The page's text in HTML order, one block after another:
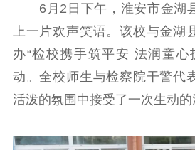
工作动态
理论武装
理论学习 宣传宣讲
哲学社科
6月2日下午，淮安市金湖
上一片欢声笑语。该校与金湖
办“检校携手筑平安 法润童心
动。全校师生与检察院干警代
活泼的氛围中接受了一次生动的